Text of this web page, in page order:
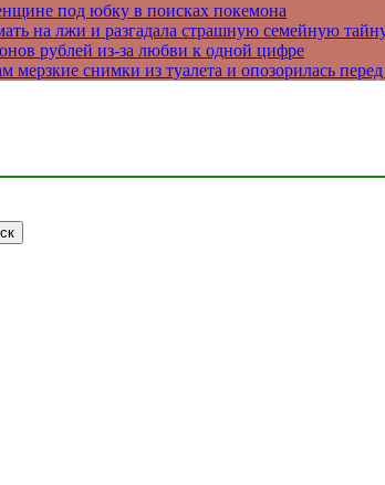
под юбку в поисках покемона
на лжи и разгадала страшную семейную
рублей из-за любви к одной цифре
мерзкие снимки из туалета и опозорилась